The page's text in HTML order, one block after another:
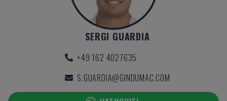
SERGI GUARDIA
+49 162 4027635
S.GUARDIA@GINDUMAC.COM